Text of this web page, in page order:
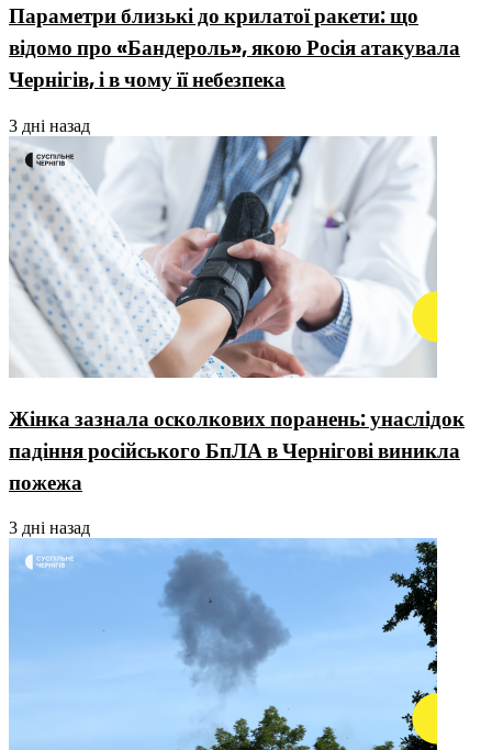
Параметри близькі до крилатої ракети: що
відомо про «Бандероль», якою Росія атакувала
Чернігів, і в чому її небезпека
3 дні назад
Жінка зазнала осколкових поранень: унаслідок
падіння російського БпЛА в Чернігові виникла
пожежа
3 дні назад